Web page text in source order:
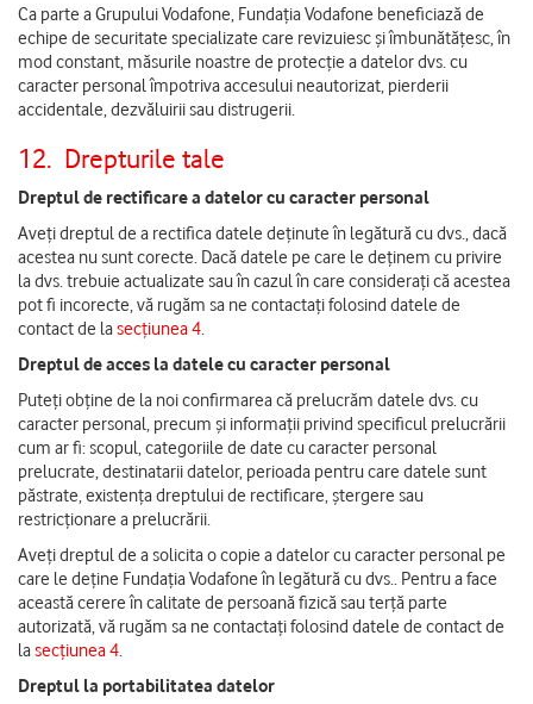
Ca parte a Grupului Vodafone, Fundația Vodafone beneficiază de
echipe de securitate specializate care revizuiesc și îmbunătățesc, în
mod constant, măsurile noastre de protecție a datelor dvs. cu
caracter personal împotriva accesului neautorizat, pierderii
accidentale, dezvăluirii sau distrugerii.
12. Drepturile tale
Dreptul de rectificare a datelor cu caracter personal
Aveți dreptul de a rectifica datele deținute în legătură cu dvs., dacă
acestea nu sunt corecte. Dacă datele pe care le deținem cu privire
la dvs. trebuie actualizate sau în cazul în care considerați că acestea
pot fi incorecte, vă rugăm sa ne contactați folosind datele de
contact de lasecțiunea 4.
Dreptul de acces la datele cu caracter personal
Puteți obține de la noi confirmarea că prelucrăm datele dvs. cu
caracter personal, precum și informații privind specificul prelucrării
cum ar fi: scopul, categoriile de date cu caracter personal
prelucrate, destinatarii datelor, perioada pentru care datele sunt
păstrate, existența dreptului de rectificare, ștergere sau
restricționare a prelucrării.
Aveți dreptul de a solicita o copie a datelor cu caracter personal pe
care le deține Fundația Vodafone în legătură cu dvs.. Pentru a face
această cerere în calitate de persoană fizică sau terță parte
autorizată, vă rugăm sa ne contactați folosind datele de contact de
lasecțiunea 4.
Dreptul la portabilitatea datelor